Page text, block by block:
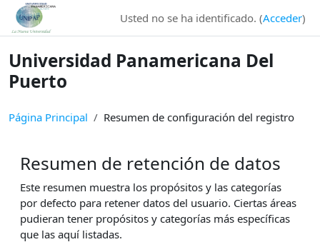
Salta al contenido principal
Usted no se ha identificado. (Acceder)
Universidad Panamericana Del
Puerto
Página Principal Resumen de configuración del registro
Resumen de retención de datos
Este resumen muestra los propósitos y las categorías
por defecto para retener datos del usuario. Ciertas áreas
pudieran tener propósitos y categorías más específicas
que las aquí listadas.